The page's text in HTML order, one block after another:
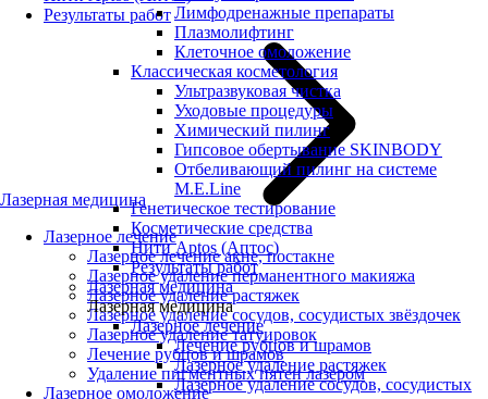
Результаты работ
Лазерная медицина
Лазерное лечение
Лазерное лечение акне, постакне
Лазерное удаление перманентного макияжа
Лазерное удаление растяжек
Лазерное удаление сосудов, сосудистых звёздочек
Лазерное удаление татуировок
Лечение рубцов и шрамов
Удаление пигментных пятен лазером
Лазерное омоложение
Лимфодренажные препараты
Плазмолифтинг
Клеточное омоложение
Классическая косметология
Ультразвуковая чистка
Уходовые процедуры
Химический пилинг
Гипсовое обертывание SKINBODY
Отбеливающий пилинг на системе
M.E.Line
Генетическое тестирование
Косметические средства
Нити Aptos (Аптос)
Результаты работ
Лазерная медицина
Лазерная медицина
Лазерное лечение
Лечение рубцов и шрамов
Лазерное удаление растяжек
Лазерное удаление сосудов, сосудистых